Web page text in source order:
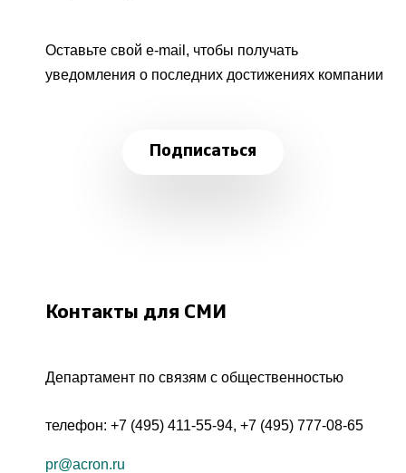
Оставьте свой e-mail, чтобы получать
уведомления о последних достижениях компании
Подписаться
Контакты для СМИ
Департамент по связям с общественностью
телефон: +7 (495) 411-55-94, +7 (495) 777-08-65
pr@acron.ru